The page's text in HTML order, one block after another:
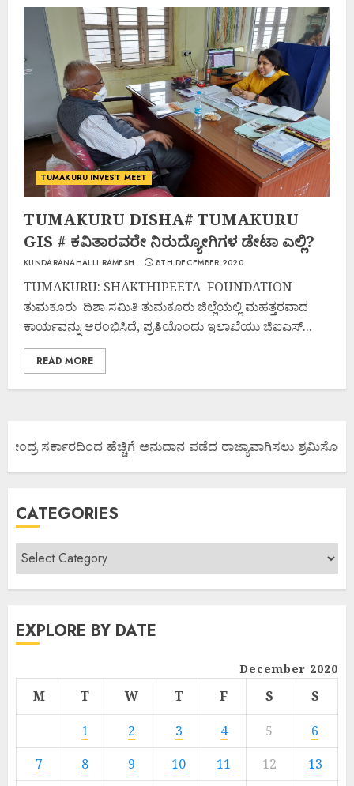
TUMAKURU INVEST MEET
TUMAKURU DISHA# TUMAKURU
GIS # ಕವಿತಾರವರೇ ನಿರುದ್ಯೋಗಿಗಳ ಡೇಟಾ ಎಲ್ಲಿ?
KUNDARANAHALLI RAMESH 8TH DECEMBER 2020
TUMAKURU: SHAKTHIPEETA FOUNDATION
ತುಮಕೂರು ದಿಶಾ ಸಮಿತಿ ತುಮಕೂರು ಜಿಲ್ಲೆಯಲ್ಲಿ ಮಹತ್ತರವಾದ
ಕಾರ್ಯವನ್ನು ಆರಂಭಿಸಿದೆ, ಪ್ರತಿಯೊಂದು ಇಲಾಖೆಯು ಜಿಐಎಸ್...
READ MORE
ಕೇಂದ್ರ ಸರ್ಕಾರದಿಂದ ಹೆಚ್ಚಿಗೆ ಅನುದಾನ ಪಡೆದ ರಾಜ್ಯಾವಾಗಿಸಲು ಶ್ರಮಿಸೋಣ
CATEGORIES
EXPLORE BY DATE
December 2020
M T W T F S
S
1
2 3 4 5
6
7
8 9 10 11 12
13